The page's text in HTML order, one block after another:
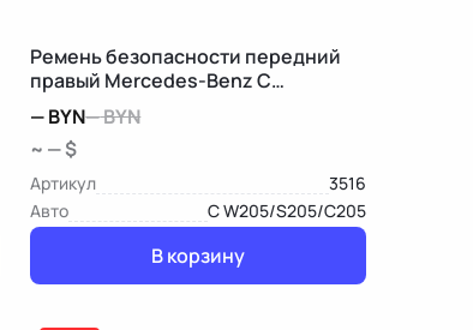
Ремень безопасности передний
правый Mercedes-Benz C
W205/S205/C205
—BYN—BYN
~ — $
Артикул
3516
Авто
C W205/S205/C205
В корзину